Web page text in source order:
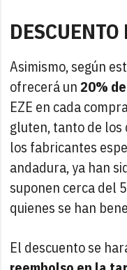
Asimismo, según
ofrecerá un20%
EZE en cada
gluten, tanto de los
los fabricantes
andadura, ya han
suponen cerca del
quienes se han
El descuento se